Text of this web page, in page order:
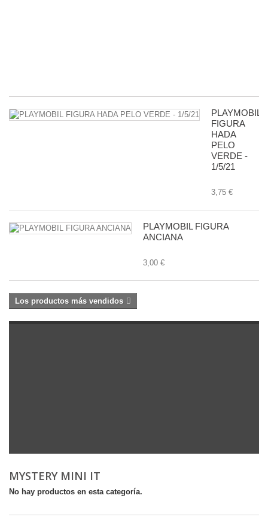
PLAYMOBIL
FIGURA
HADA
PELO
VERDE -
1/5/21
3,75 €
PLAYMOBIL FIGURA
ANCIANA
3,00 €
Los productos más vendidos
MYSTERY MINI IT
No hay productos en esta categoría.